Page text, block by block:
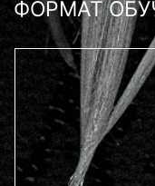
К каждому уроку
прилагается рабочая
тетрадь: схемы, заметки,
пояснения от мастера